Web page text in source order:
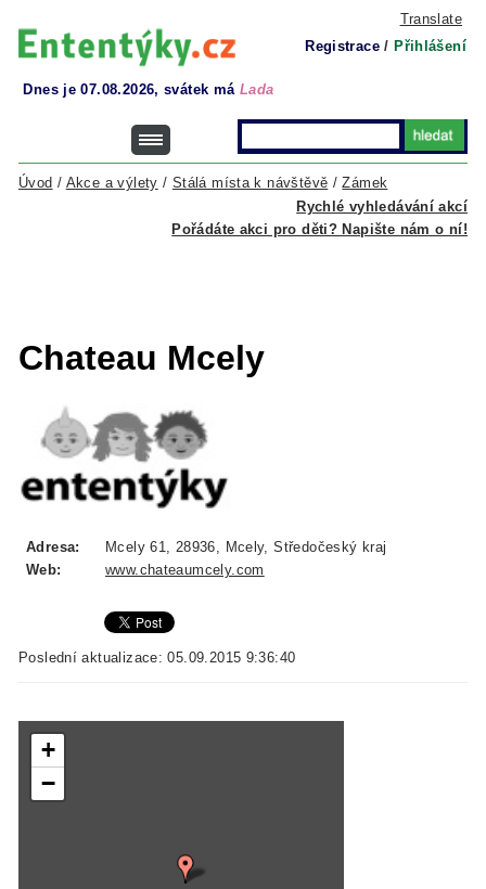
Translate
Registrace / Přihlášení
Dnes je 07.08.2026, svátek má Lada
Rychlé vyhledávání akcí
Úvod / Akce a výlety / Stálá místa k návštěvě /Zámek
Pořádáte akci pro děti? Napište nám o ní!
Chateau Mcely
Adresa:
Mcely 61, 28936, Mcely, Středočeský kraj
Web:
www.chateaumcely.com
Poslední aktualizace: 05.09.2015 9:36:40
+
−